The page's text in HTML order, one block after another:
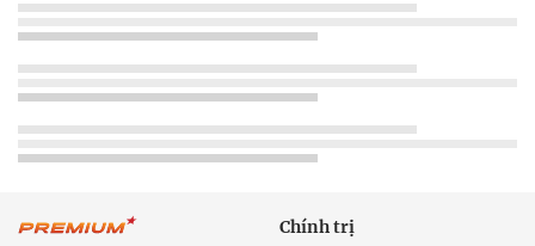
Chính trị